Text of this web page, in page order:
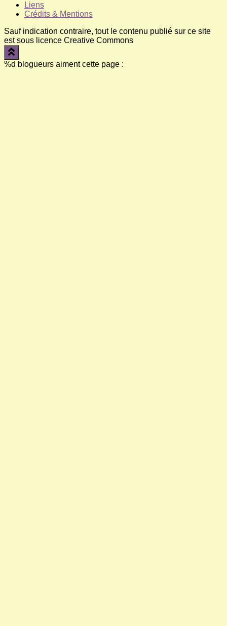
Liens
Crédits & Mentions
Sauf indication contraire, tout le contenu publié sur ce site
est sous licence Creative Commons
%d blogueurs aiment cette page :